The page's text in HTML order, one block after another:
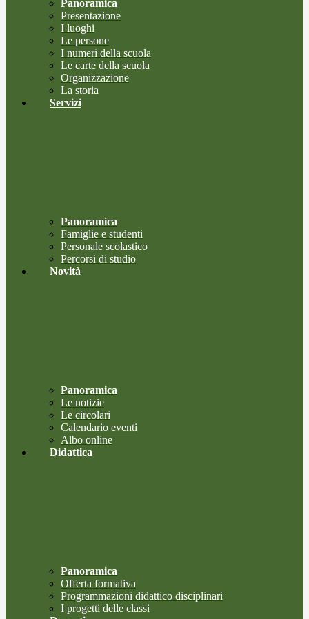
Panoramica
Presentazione
I luoghi
Le persone
I numeri della scuola
Le carte della scuola
Organizzazione
La storia
Servizi
Panoramica
Famiglie e studenti
Personale scolastico
Percorsi di studio
Novità
Panoramica
Le notizie
Le circolari
Calendario eventi
Albo online
Didattica
Panoramica
Offerta formativa
Programmazioni didattico disciplinari
I progetti delle classi